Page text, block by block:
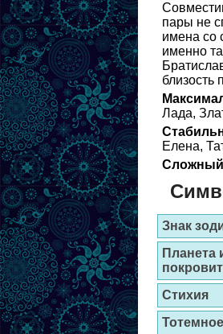
пары не
имена со
именно
близость
Лада,
Елена,
Сложный
Знак
Планета
Стихия